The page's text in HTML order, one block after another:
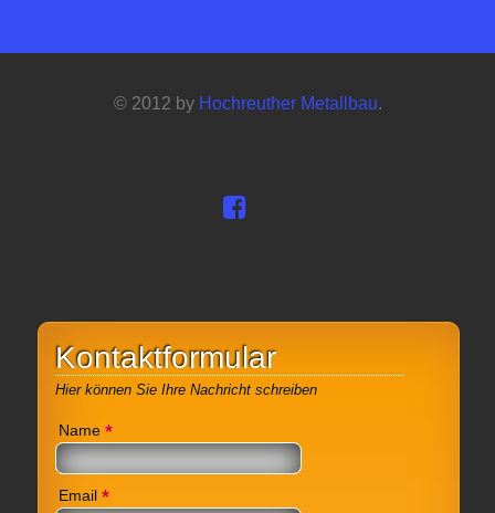
© 2012 by Hochreuther Metallbau.
Kontaktformular
Hier können Sie Ihre Nachricht schreiben
Name *
Email *